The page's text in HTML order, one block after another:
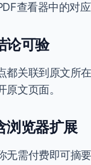
查看器中的对应
论可验
都关联到原文所
文页面。
浏览器扩展
无需付费即可摘